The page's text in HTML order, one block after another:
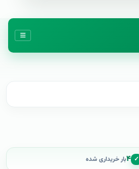
✓ ۴بار خریداری شده